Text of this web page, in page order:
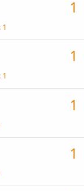
1
1
1
1
1
1